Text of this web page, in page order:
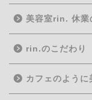
美容室rin. 休業
rin.のこだわり
カフェのよう